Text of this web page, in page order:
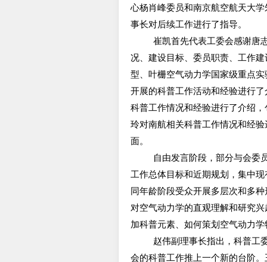
心杨肖峰委员和南京航空航天大
事长对后续工作进行了指导。
崔凯首先代表工委会感谢唐
况、建设目标、委员职责、工作
型、叶栅空气动力学国家级重点
开展的科普工作活动和经验进行
科普工作情况和经验进行了介绍
玲对南航相关科普工作情况和经
面。
自由发言阶段，部分与会委
工作总体目标和近期规划，集中
同年龄阶段受众开展多层次和多
对空气动力学的直观理解和研究
加科普元素、如何策划空气动力
赵伟副理事长指出，科普工
会的科普工作推上一个新的台阶